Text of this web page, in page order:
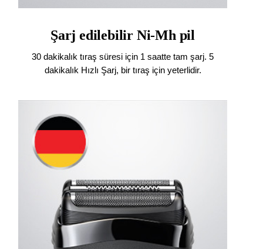
Şarj edilebilir Ni-Mh pil
30 dakikalık tıraş süresi için 1 saatte tam şarj. 5
dakikalık Hızlı Şarj, bir tıraş için yeterlidir.